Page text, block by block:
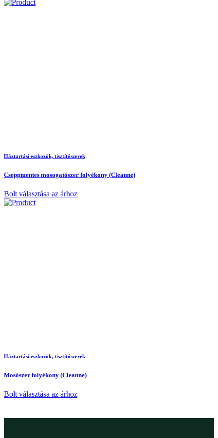
Háztartási eszközök, tisztítószerek
Cseppmentes mosogatószer folyékony (Cleanne)
Bolt választása az árhoz
Háztartási eszközök, tisztítószerek
Mosószer folyékony (Cleanne)
Bolt választása az árhoz